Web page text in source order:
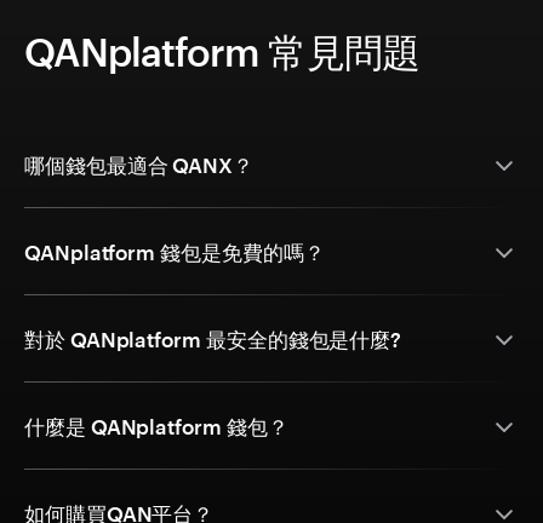
QANplatform 常見問題
哪個錢包最適合 QANX？
QANplatform 錢包是免費的嗎？
對於 QANplatform 最安全的錢包是什麼?
什麼是 QANplatform 錢包？
如何購買QAN平台？